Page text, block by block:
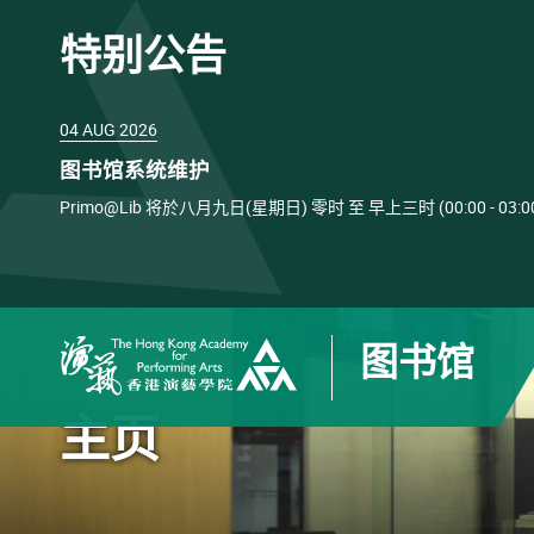
特别公告
04 AUG 2026
图书馆系统维护
Primo@Lib 将於八月九日(星期日) 零时 至 早上三时 (00:00 -
图书馆
主页